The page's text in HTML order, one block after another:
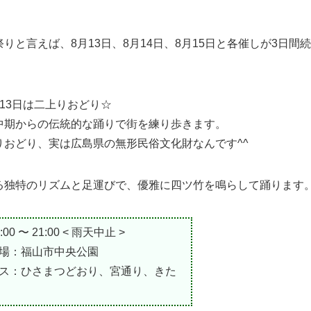
りと言えば、8月13日、8月14日、8月15日と各催しが3日間
日は二上りおどり☆
からの伝統的な踊りで街を練り歩きます。
おどり、実は広島県の無形民俗文化財なんです^^
独特のリズムと足運びで、優雅に四ツ竹を鳴らして踊ります
〜 21:00 < 雨天中止 >
：福山市中央公園
：ひさまつどおり、宮通り、きた